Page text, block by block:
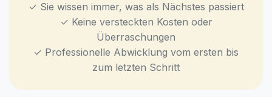
✓ Sie wissen immer, was als Nächstes passiert
✓ Keine versteckten Kosten oder
Überraschungen
✓ Professionelle Abwicklung vom ersten bis
zum letzten Schritt